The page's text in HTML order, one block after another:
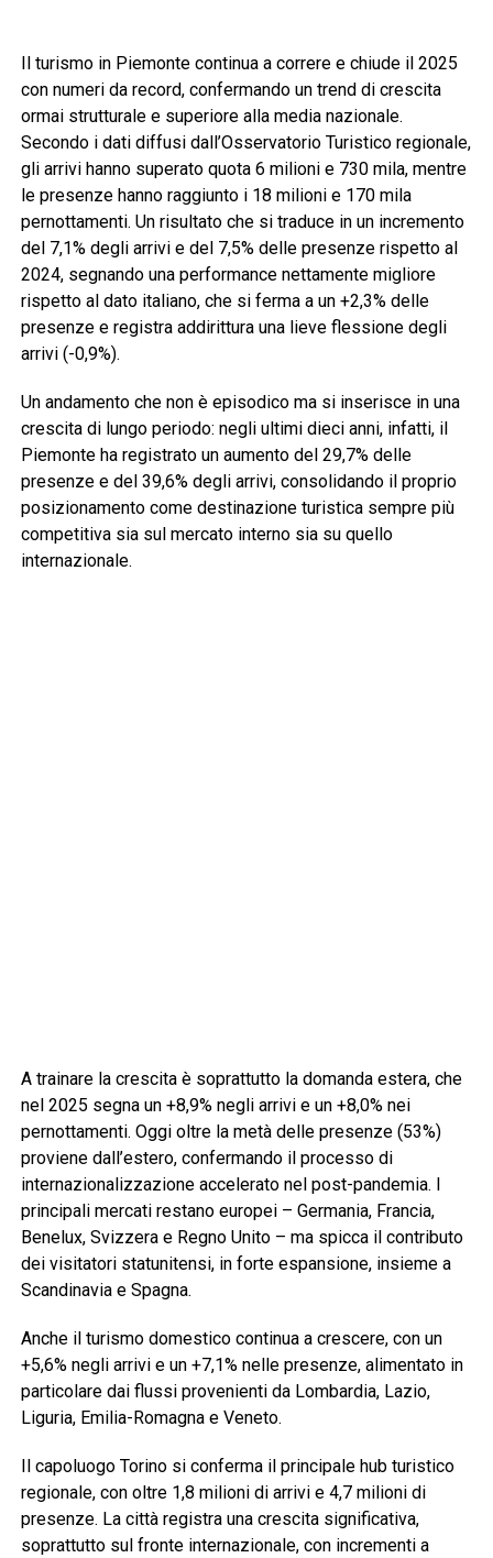
Il turismo in Piemonte continua a correre e chiude il 2025
con numeri da record, confermando un trend di crescita
ormai strutturale e superiore alla media nazionale.
Secondo i dati diffusi dall’Osservatorio Turistico regionale,
gli arrivi hanno superato quota 6 milioni e 730 mila, mentre
le presenze hanno raggiunto i 18 milioni e 170 mila
pernottamenti. Un risultato che si traduce in un incremento
del 7,1% degli arrivi e del 7,5% delle presenze rispetto al
2024, segnando una performance nettamente migliore
rispetto al dato italiano, che si ferma a un +2,3% delle
presenze e registra addirittura una lieve flessione degli
arrivi (-0,9%).
Un andamento che non è episodico ma si inserisce in una
crescita di lungo periodo: negli ultimi dieci anni, infatti, il
Piemonte ha registrato un aumento del 29,7% delle
presenze e del 39,6% degli arrivi, consolidando il proprio
posizionamento come destinazione turistica sempre più
competitiva sia sul mercato interno sia su quello
internazionale.
A trainare la crescita è soprattutto la domanda estera, che
nel 2025 segna un +8,9% negli arrivi e un +8,0% nei
pernottamenti. Oggi oltre la metà delle presenze (53%)
proviene dall’estero, confermando il processo di
internazionalizzazione accelerato nel post-pandemia. I
principali mercati restano europei – Germania, Francia,
Benelux, Svizzera e Regno Unito – ma spicca il contributo
dei visitatori statunitensi, in forte espansione, insieme a
Scandinavia e Spagna.
Anche il turismo domestico continua a crescere, con un
+5,6% negli arrivi e un +7,1% nelle presenze, alimentato in
particolare dai flussi provenienti da Lombardia, Lazio,
Liguria, Emilia-Romagna e Veneto.
Il capoluogo Torino si conferma il principale hub turistico
regionale, con oltre 1,8 milioni di arrivi e 4,7 milioni di
presenze. La città registra una crescita significativa,
soprattutto sul fronte internazionale, con incrementi a